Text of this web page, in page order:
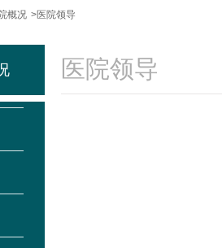
概况 >医院领导
医院领导